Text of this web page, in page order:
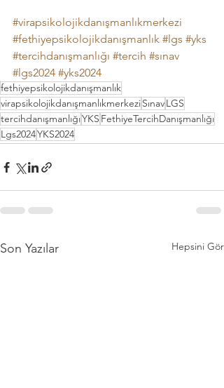
#virapsikolojikdanışmanlıkmerkezi
#fethiyepsikolojikdanışmanlık #lgs #yks
#tercihdanışmanlığı #tercih #sınav
#lgs2024 #yks2024
fethiyepsikolojikdanışmanlık
virapsikolojikdanışmanlıkmerkeziSınavLGS
tercihdanışmanlığıYKS FethiyeTercihDanışmanlığı
Lgs2024YKS2024
Son Yazılar Hepsini Gör